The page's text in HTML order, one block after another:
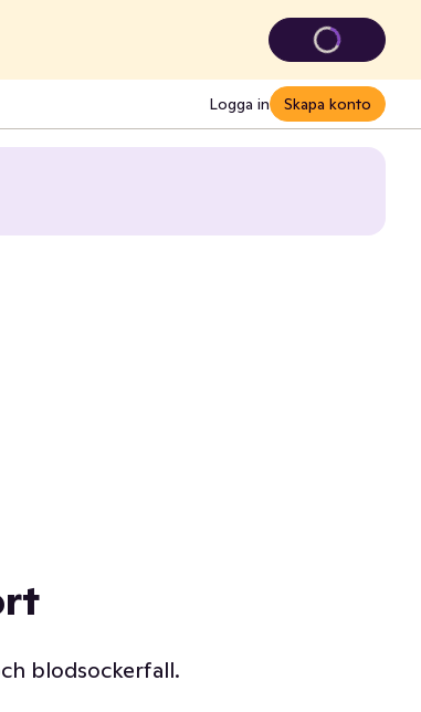
Logga in Skapa konto
blodsockerfall.